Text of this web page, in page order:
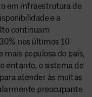
em infraestrutura de
e a
continuam
nos últimos 10
mais populosa do país,
entanto, o sistema de
atender às muitas
preocupante